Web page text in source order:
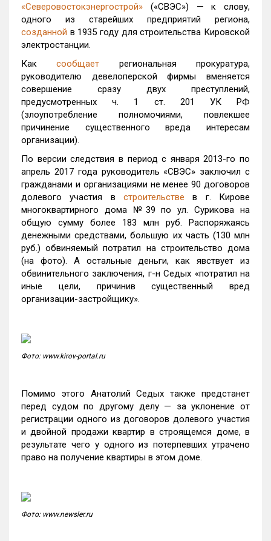
«Северовостокэнергострой» («СВЭС») — к слову,
одного из старейших предприятий региона,
созданной в 1935 году для строительства Кировской
электростанции.
Каксообщает региональная прокуратура,
руководителю девелоперской фирмы вменяется
совершение сразу двух преступлений,
предусмотренных ч. 1 ст. 201 УК РФ
(злоупотребление полномочиями, повлекшее
причинение существенного вреда интересам
организации).
По версии следствия в период с января 2013-го по
апрель 2017 года руководитель «СВЭС» заключил с
гражданами и организациями не менее 90 договоров
долевого участия в строительстве в г. Кирове
многоквартирного дома №39 по ул. Сурикова на
общую сумму более 183 млн руб. Распоряжаясь
денежными средствами, большую их часть (130 млн
руб.) обвиняемый потратил на строительство дома
(на фото). А остальные деньги, как явствует из
обвинительного заключения, г-н Седых «потратил на
иные цели, причинив существенный вред
организации-застройщику».
Фото: www.kirov-portal.ru
Помимо этого Анатолий Седых также предстанет
перед судом по другому делу — за уклонение от
регистрации одного из договоров долевого участия
и двойной продажи квартир в строящемся доме, в
результате чего у одного из потерпевших утрачено
право на получение квартиры в этом доме.
Фото: www.newsler.ru